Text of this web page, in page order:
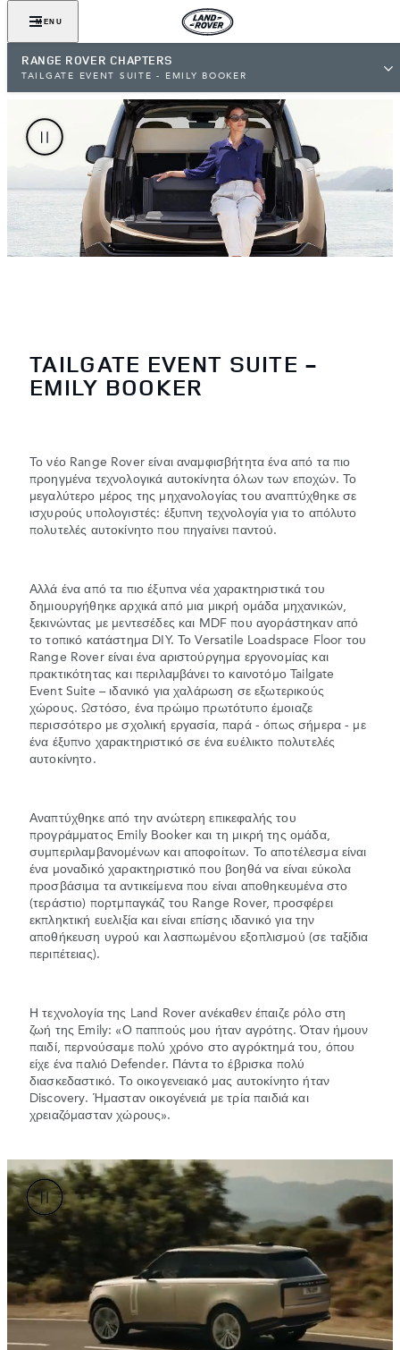
MENU
RANGE ROVER CHAPTERS
TAILGATE EVENT SUITE - EMILY BOOKER
TAILGATE EVENT SUITE -
EMILY BOOKER
Το νέο Range Rover είναι αναμφισβήτητα ένα από τα πιο
προηγμένα τεχνολογικά αυτοκίνητα όλων των εποχών. Το
μεγαλύτερο μέρος της μηχανολογίας του αναπτύχθηκε σε
ισχυρούς υπολογιστές: έξυπνη τεχνολογία για το απόλυτο
πολυτελές αυτοκίνητο που πηγαίνει παντού.
Αλλά ένα από τα πιο έξυπνα νέα χαρακτηριστικά του
δημιουργήθηκε αρχικά από μια μικρή ομάδα μηχανικών,
ξεκινώντας με μεντεσέδες και MDF που αγοράστηκαν από
το τοπικό κατάστημα DIY. Το Versatile Loadspace Floor του
Range Rover είναι ένα αριστούργημα εργονομίας και
πρακτικότητας και περιλαμβάνει το καινοτόμο Tailgate
Event Suite – ιδανικό για χαλάρωση σε εξωτερικούς
χώρους. Ωστόσο, ένα πρώιμο πρωτότυπο έμοιαζε
περισσότερο με σχολική εργασία, παρά - όπως σήμερα - με
ένα έξυπνο χαρακτηριστικό σε ένα ευέλικτο πολυτελές
αυτοκίνητο.
Αναπτύχθηκε από την ανώτερη επικεφαλής του
προγράμματος Emily Booker και τη μικρή της ομάδα,
συμπεριλαμβανομένων και αποφοίτων. Το αποτέλεσμα είναι
ένα μοναδικό χαρακτηριστικό που βοηθά να είναι εύκολα
προσβάσιμα τα αντικείμενα που είναι αποθηκευμένα στο
(τεράστιο) πορτμπαγκάζ του Range Rover, προσφέρει
εκπληκτική ευελιξία και είναι επίσης ιδανικό για την
αποθήκευση υγρού και λασπωμένου εξοπλισμού (σε ταξίδια
περιπέτειας).
Η τεχνολογία της Land Rover ανέκαθεν έπαιζε ρόλο στη
ζωή της Emily: «Ο παππούς μου ήταν αγρότης. Όταν ήμουν
παιδί, περνούσαμε πολύ χρόνο στο αγρόκτημά του, όπου
είχε ένα παλιό Defender. Πάντα το έβρισκα πολύ
διασκεδαστικό. Το οικογενειακό μας αυτοκίνητο ήταν
Discovery. Ήμασταν οικογένειά με τρία παιδιά και
χρειαζόμασταν χώρους».